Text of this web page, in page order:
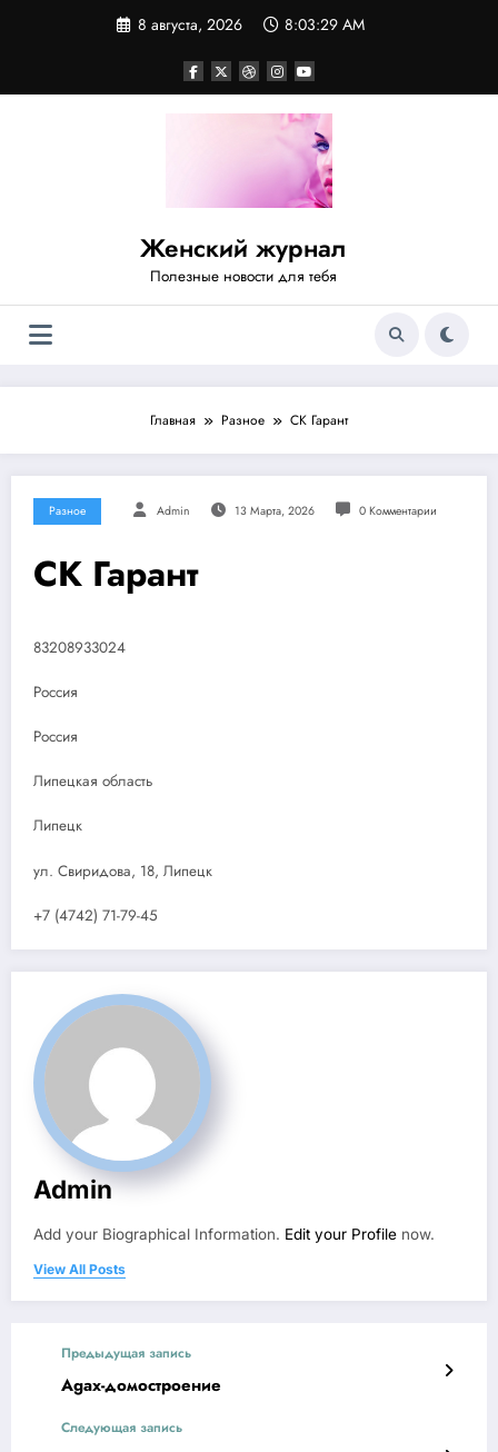
8 августа, 2026 8:03:29 AM
Женский журнал
Полезные новости для тебя
Главная Разное СК Гарант
Разное Admin 13 Марта, 2026 0 Комментарии
СК Гарант
83208933024
Россия
Россия
Липецкая область
Липецк
ул. Свиридова, 18, Липецк
+7 (4742) 71-79-45
Admin
Add your Biographical Information. Edit your Profile now.
View All Posts
Предыдущая запись
Agax-домостроение
Следующая запись